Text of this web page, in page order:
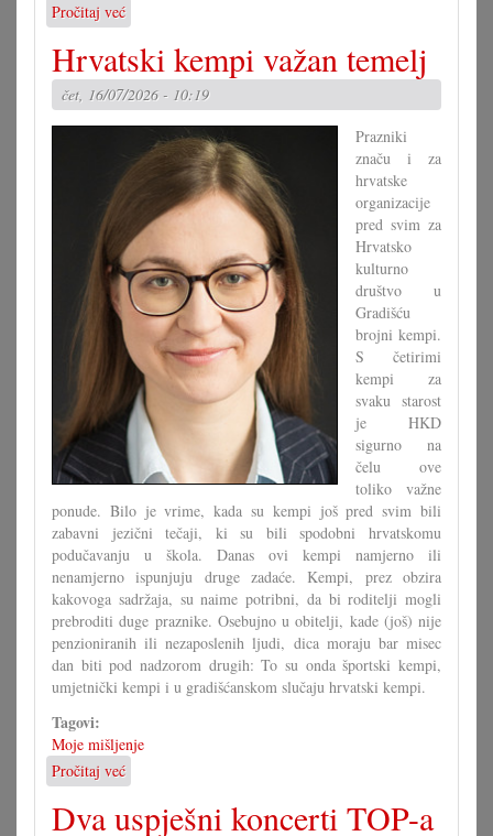
Pročitaj već
Nova
Croatisada
subotu
i
nedilju
Hrvatski kempi važan temelj
čet, 16/07/2026 - 10:19
Prazniki
značu i za
hrvatske
organizacije
pred svim za
Hrvatsko
kulturno
društvo u
Gradišću
brojni kempi.
S četirimi
kempi za
svaku starost
je HKD
sigurno na
čelu ove
toliko važne
ponude. Bilo je vrime, kada su kempi još pred svim bili
zabavni jezični tečaji, ki su bili spodobni hrvatskomu
podučavanju u škola. Danas ovi kempi namjerno ili
nenamjerno ispunjuju druge zadaće. Kempi, prez obzira
kakovoga sadržaja, su naime potribni, da bi roditelji mogli
prebroditi duge praznike. Osebujno u obitelji, kade (još) nije
penzioniranih ili nezaposlenih ljudi, dica moraju bar misec
dan biti pod nadzorom drugih: To su onda športski kempi,
umjetnički kempi i u gradišćanskom slučaju hrvatski kempi.
Tagovi:
Moje mišljenje
Pročitaj već
Hrvatski
kempi
Dva uspješni koncerti TOP-a